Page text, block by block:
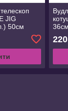
JIG
50см